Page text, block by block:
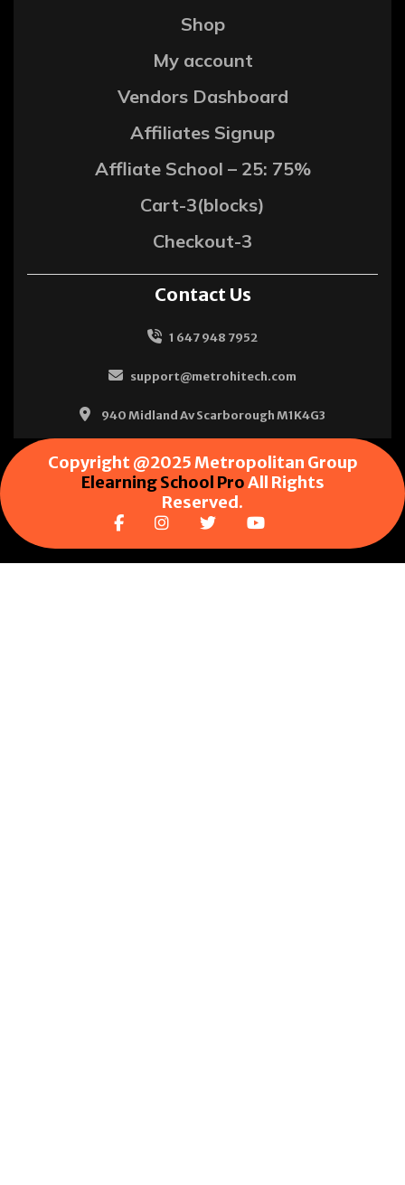
Shop
My account
Vendors Dashboard
Affiliates Signup
Affliate School – 25: 75%
Cart-3(blocks)
Checkout-3
Contact Us
1 647 948 7952
support@metrohitech.com
940 Midland Av Scarborough M1K4G3
Copyright @2025 Metropolitan Group
Elearning School ProAll Rights
Reserved.